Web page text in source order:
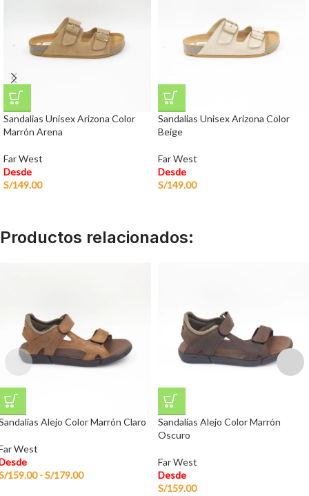
Sandalias Unisex Arizona Color
Marrón Arena
Far West
Desde
S/149.00
Sandalias Unisex Arizona Color
Beige
Far West
Desde
S/149.00
Productos relacionados:
Alejo Color Marrón Claro
West
159.00 - S/179.00
Sandalias Alejo Color Marrón
Oscuro
Far West
Desde
S/159.00